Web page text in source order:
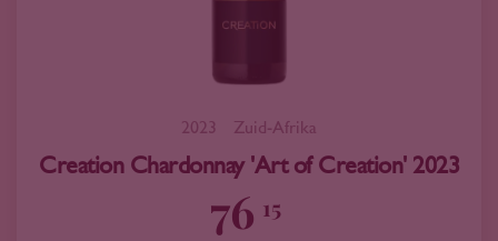
2023 Zuid-Afrika
Creation Chardonnay 'Art of Creation' 2023
76 15